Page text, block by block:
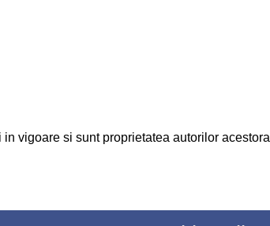
vigoare si sunt proprietatea autorilor acestora